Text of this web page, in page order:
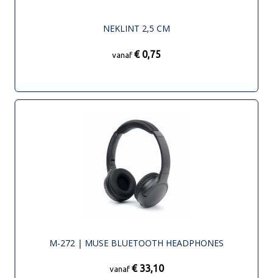
NEKLINT 2,5 CM
vanaf € 0,75
M-272 | MUSE BLUETOOTH HEADPHONES
vanaf € 33,10